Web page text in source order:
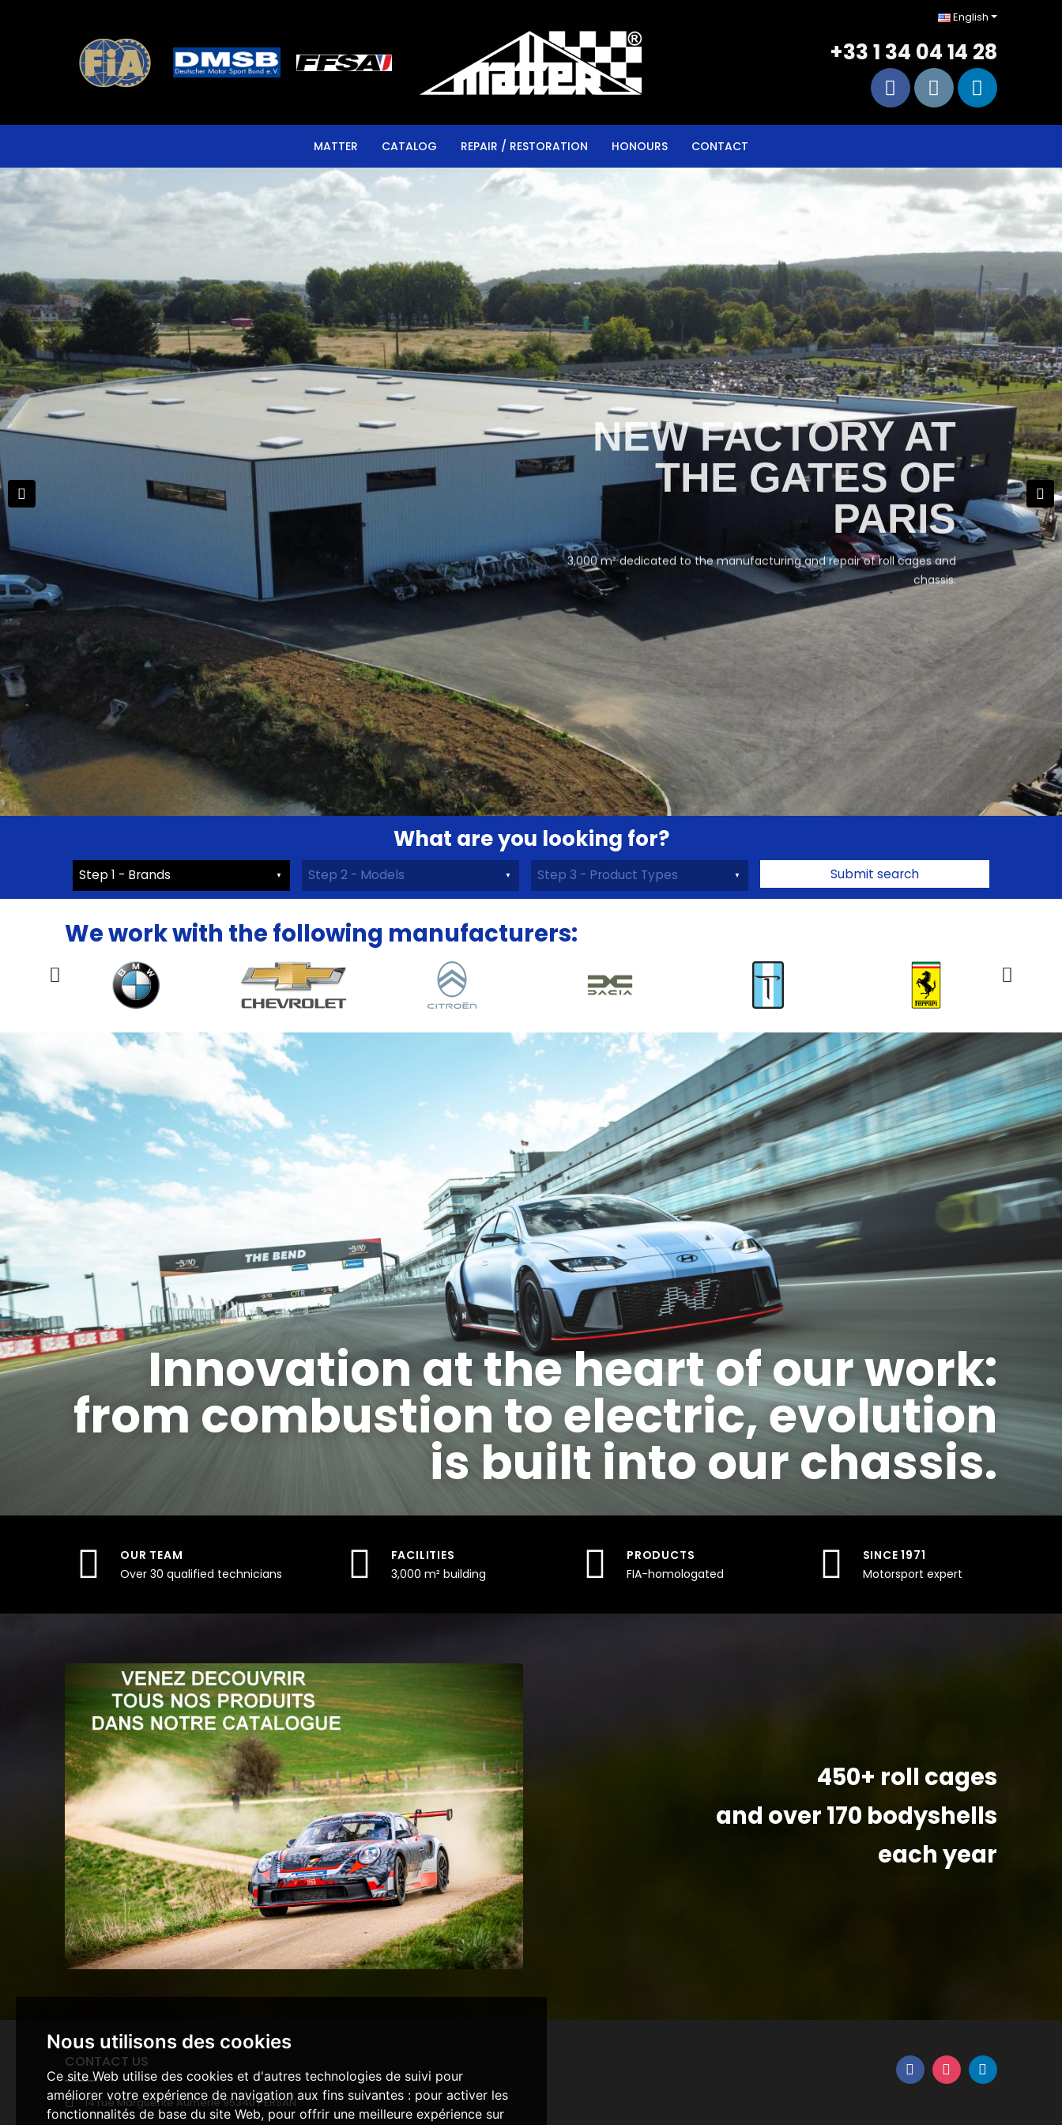
Nous utilisons des cookies
Ce site Web utilise des cookies et d'autres technologies de suivi pour
améliorer votre expérience de navigation aux fins suivantes : pour activer les
fonctionnalités de base du site Web, pour offrir une meilleure expérience sur
English
+33 1 34 04 14 28
MATTER CATALOG REPAIR / RESTORATION HONOURS CONTACT
NEW FACTORY AT
THE GATES OF
PARIS
3,000 m² dedicated to the manufacturing and repair of roll cages and
chassis.
What are you looking for?
Submit search
We work with the following manufacturers:
Innovation at the heart of our work:
from combustion to electric, evolution
is built into our chassis.
OUR TEAM
Over 30 qualified technicians
FACILITIES
3,000 m² building
PRODUCTS
FIA-homologated
SINCE 1971
Motorsport expert
450+ roll cages
and over 170 bodyshells
each year
CONTACT US
14 rue Marguerite Aumerle 95340 PERSAN